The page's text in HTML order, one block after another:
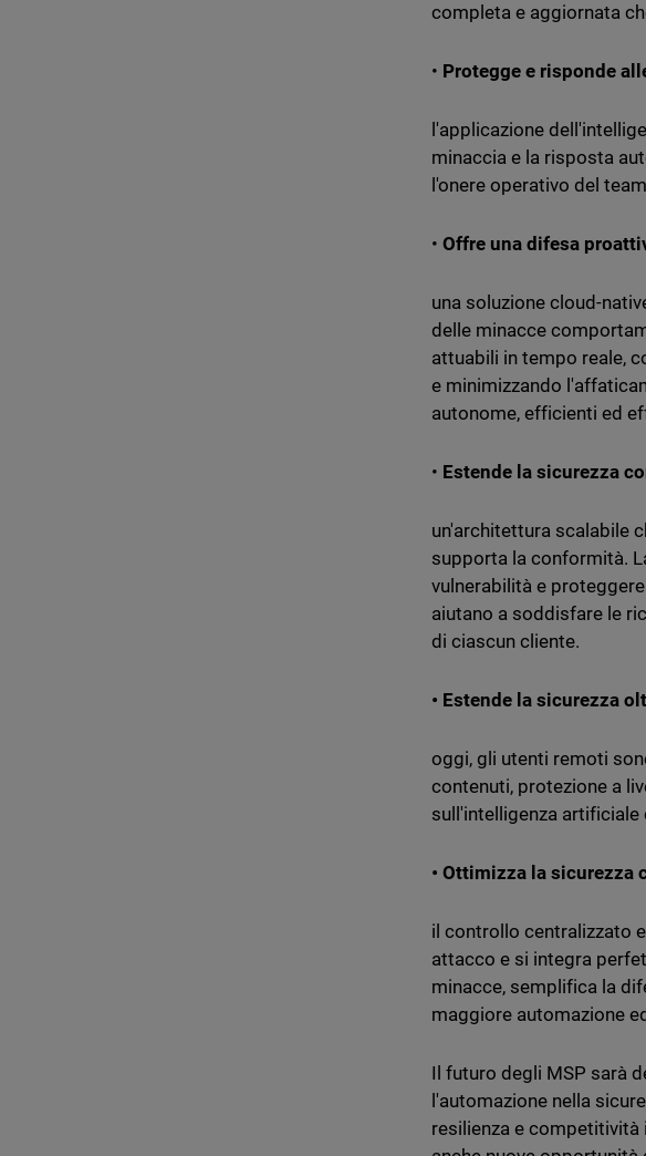
completa e aggiornata
• Protegge e risponde
l'applicazione
minaccia e la risposta
l'onere operativo del
• Offre una difesa
una soluzione cloud-
delle minacce
attuabili in tempo reale,
e minimizzando
autonome, efficienti ed
• Estende la sicurezza
un'architettura scalabile
supporta la conformità.
vulnerabilità e
aiutano a soddisfare le
di ciascun cliente.
• Estende la sicurezza
oggi, gli utenti remoti
contenuti, protezione a
sull'intelligenza artificiale
• Ottimizza la sicurezza
il controllo centralizzato
attacco e si integra
minacce, semplifica la
maggiore automazione
Il futuro degli MSP sarà
l'automazione nella
resilienza e